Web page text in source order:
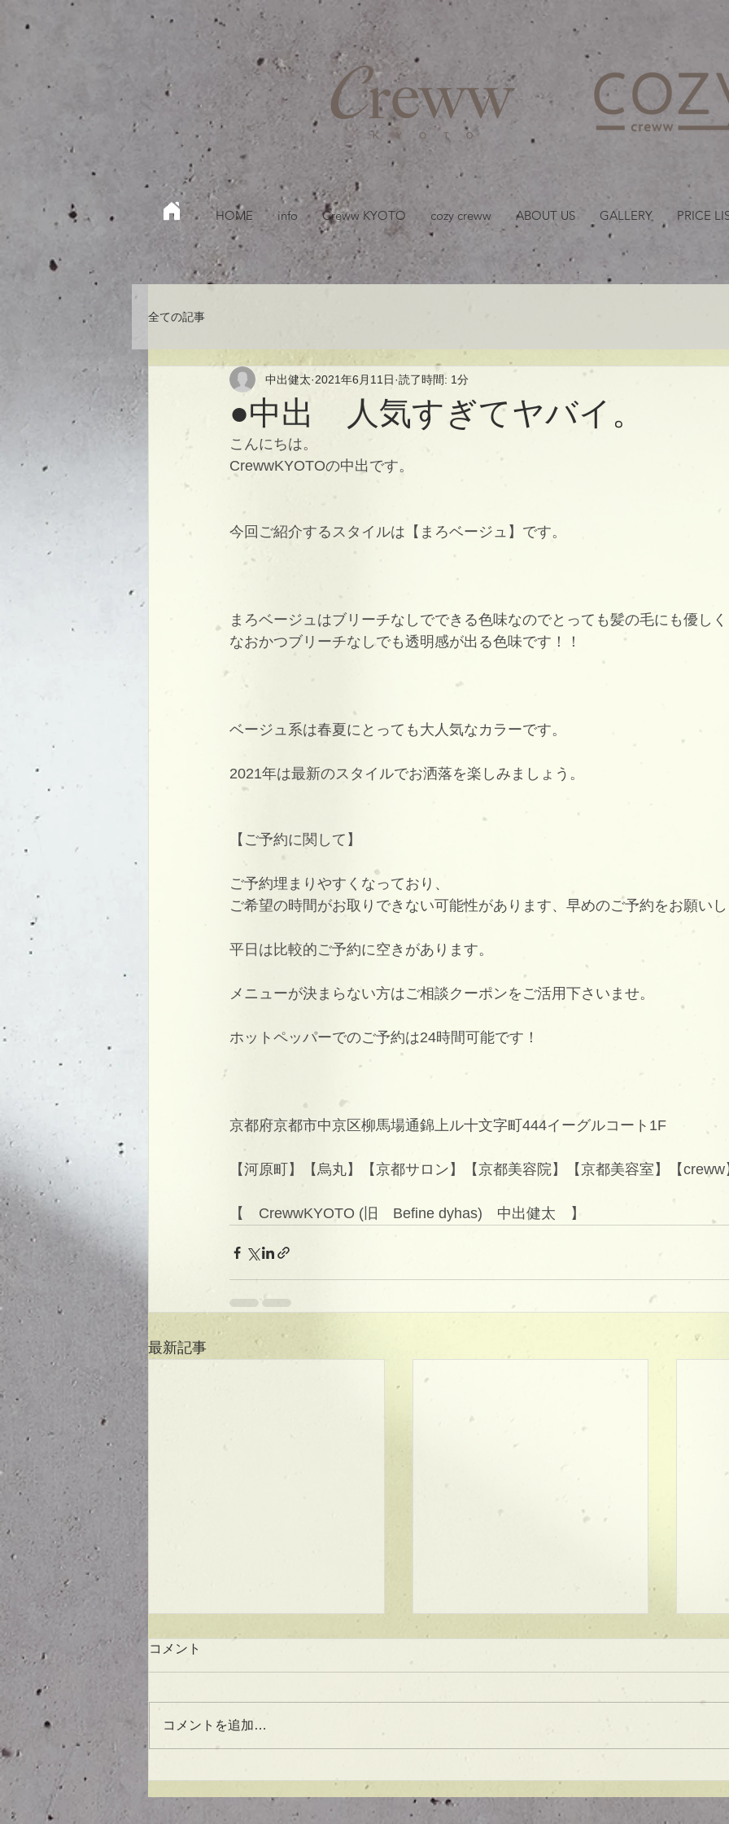
HOME info Creww KYOTO cozy creww ABOUT US GALLERY PRICE
全ての記事
●中出 人気すぎてヤバイ。
中出健太 2021年6月11日 読了時間: 1分
こんにちは。
CrewwKYOTOの中出です。
今回ご紹介するスタイルは【まろベージュ】です。
まろベージュはブリーチなしでできる色味なのでとっても髪の毛にも優しく
なおかつブリーチなしでも透明感が出る色味です！！
ベージュ系は春夏にとっても大人気なカラーです。
2021年は最新のスタイルでお洒落を楽しみましょう。
【ご予約に関して】
ご予約埋まりやすくなっており、
ご希望の時間がお取りできない可能性があります、早めのご予約をお願い
平日は比較的ご予約に空きがあります。
メニューが決まらない方はご相談クーポンをご活用下さいませ。
ホットペッパーでのご予約は24時間可能です！
京都府京都市中京区柳馬場通錦上ル十文字町444イーグルコート1F
【河原町】【烏丸】【京都サロン】【京都美容院】【京都美容室】【creww
【　CrewwKYOTO (旧　Befine dyhas)　中出健太　】
最新記事
バスオイル★
★ラインボブ【ぱつっとボ
で貴方だけのまとまるボブを提供
い♪ 【ご予約に関して】 平日は比
較的ご予約に空きがあります。
ュ！
コメント
コメントを追加…